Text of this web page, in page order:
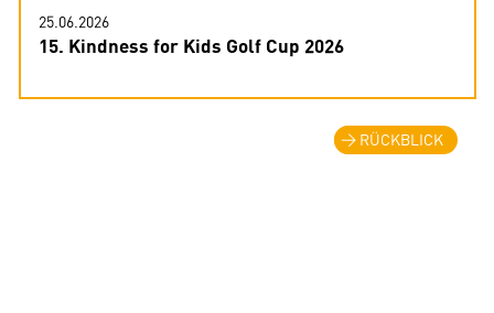
25.06.2026
15. Kindness for Kids Golf Cup 2026
RÜCKBLICK